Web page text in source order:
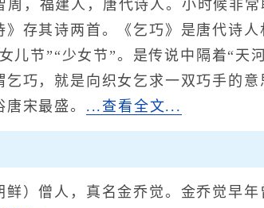
福建人，唐代诗人。小时候非常
》存其诗两首。《乞巧》是唐代诗
儿节”“少女节”。是传说中隔着“
乞巧，就是向织女乞求一双巧手的
宋最盛。 ...查看全文...
僧人，真名金乔觉。金乔觉早年